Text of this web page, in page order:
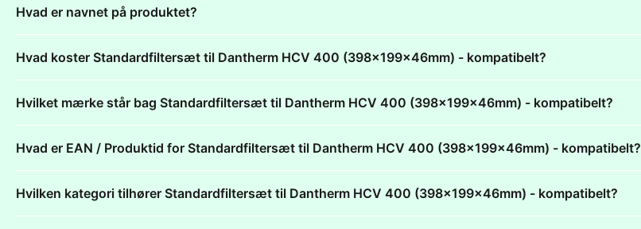
Hvad er navnet på produktet?
Hvad koster Standardfiltersæt til Dantherm HCV 400 (398x199x46mm) - kompatibelt?
Hvilket mærke står bag Standardfiltersæt til Dantherm HCV 400 (398x199x46mm) - kompatibelt?
Hvad er EAN / Produktid for Standardfiltersæt til Dantherm HCV 400 (398x199x46mm) - kompatibelt?
Hvilken kategori tilhører Standardfiltersæt til Dantherm HCV 400 (398x199x46mm) - kompatibelt?